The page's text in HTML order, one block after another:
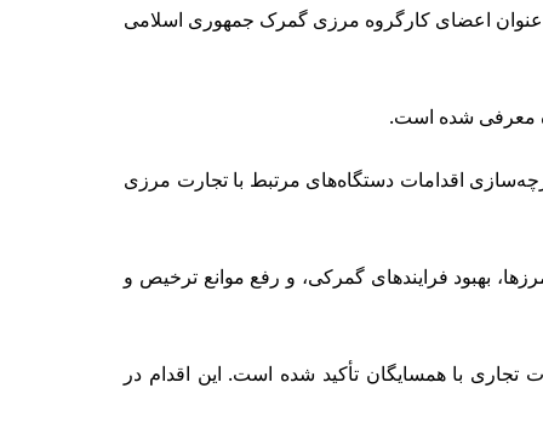
اعضای کارگروه مرزی گمرک جمهوری اسلامی
معرفی شده است.
اقدامات دستگاه‌های مرتبط با تجارت مرزی
بهبود فرایندهای گمرکی، و رفع موانع ترخیص و
تجاری با همسایگان تأکید شده است. این اقدام در